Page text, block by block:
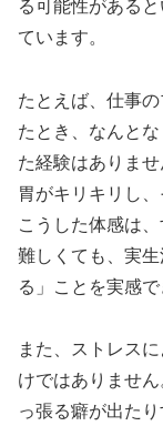
る可能性がある
ています。
たとえば、仕事
たとき、なんと
た経験はありま
胃がキリキリし
こうした体感は
難しくても、実
る」ことを実感
また、ストレス
けではありませ
っ張る癖が出た